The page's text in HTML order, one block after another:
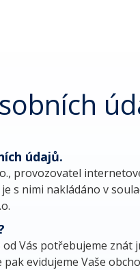
údajů.
provozovatel
s nimi nakládáno v
Vás potřebujeme
evidujeme Vaše